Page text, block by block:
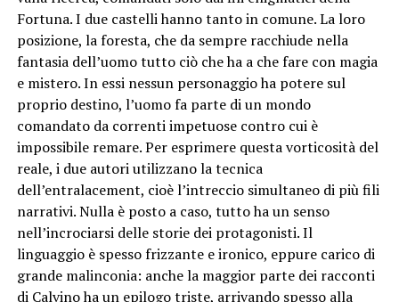
Fortuna. I due castelli hanno tanto in comune. La loro
posizione, la foresta, che da sempre racchiude nella
fantasia dell’uomo tutto ciò che ha a che fare con magia
e mistero. In essi nessun personaggio ha potere sul
proprio destino, l’uomo fa parte di un mondo
comandato da correnti impetuose contro cui è
impossibile remare. Per esprimere questa vorticosità del
reale, i due autori utilizzano la tecnica
dell’entralacement, cioè l’intreccio simultaneo di più fili
narrativi. Nulla è posto a caso, tutto ha un senso
nell’incrociarsi delle storie dei protagonisti. Il
linguaggio è spesso frizzante e ironico, eppure carico di
grande malinconia: anche la maggior parte dei racconti
di Calvino ha un epilogo triste, arrivando spesso alla